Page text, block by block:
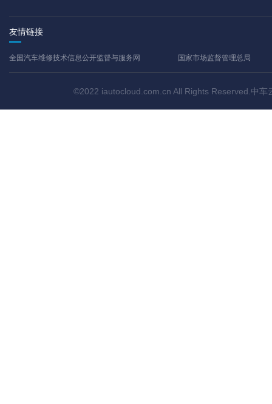
友情链接
全国汽车维修技术信息公开监督与服务网 国家市场监督管理总局
©2022 iautocloud.com.cn All Rights Reserved.中